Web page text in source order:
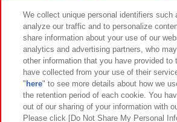
ミニオンズ＆モンスターズ グラン
デぬいぐるみ コミックスタイル
2026年7月30日～登場
モアナと
2026年7
We collect unique personal identifiers such
analyze our traffic and to personalize
share information about your use of our
analytics and advertising partners, who
other information that you have provided to
have collected from your use of their
" here" to see more details about how we
the retention period of each cookie. You
out of our sharing of your information with
Please click [Do Not Share My Personal